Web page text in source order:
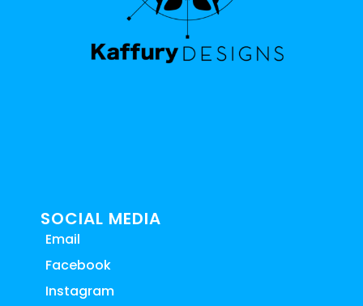
SOCIAL MEDIA
Email
Facebook
Instagram